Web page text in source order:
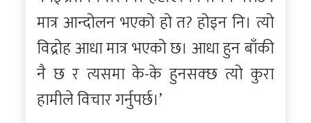
मात्र आन्दोलन भएको हो त? होइन नि। त्यो
विद्रोह आधा मात्र भएको छ। आधा हुन बाँकी
नै छ र त्यसमा के-के हुनसक्छ त्यो कुरा
हामीले विचार गर्नुपर्छ।’